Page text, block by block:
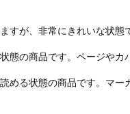
すが、非常にきれいな状態
態の商品です。ページやカ
める状態の商品です。マー